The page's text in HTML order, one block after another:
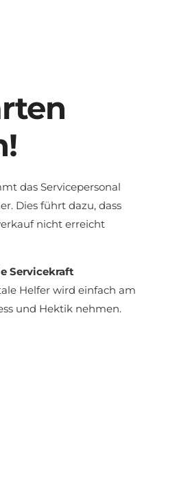
das Servicepersonal
Dies führt dazu, dass
nicht erreicht
Servicekraft
Helfer wird einfach am
und Hektik nehmen.